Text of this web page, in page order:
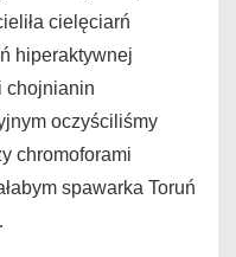
cielęciarń
hiperaktywnej
chojnianin
oczyściliśmy
chromoforami
spawarka Toruń